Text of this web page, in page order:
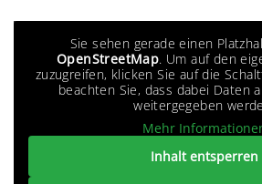
Sie sehen gerade einen
OpenStreetMap. Um auf den
zuzugreifen, klicken Sie auf die
beachten Sie, dass dabei Daten
weitergegeben
Mehr
Inhalt entsperren